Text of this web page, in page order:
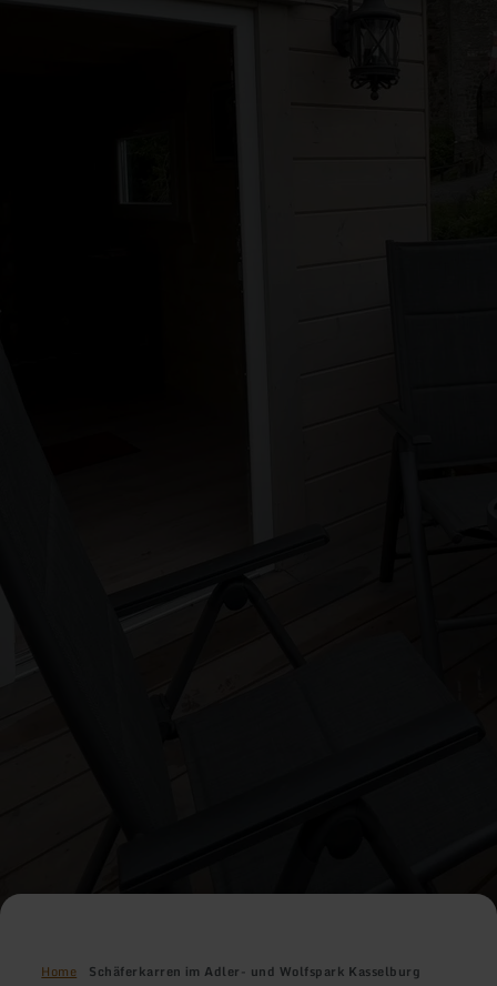
Home Schäferkarren im Adler- und Wolfspark Kasselburg